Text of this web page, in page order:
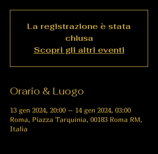
La registrazione è stata
chiusa
Scopri gli altri eventi
Orario & Luogo
13 gen 2024, 20:00 – 14 gen 2024, 03:00
Roma, Piazza Tarquinia, 00183 Roma RM,
Italia